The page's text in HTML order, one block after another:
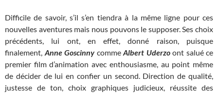
Difficile de savoir, s’il s’en tiendra à la même ligne pour ces
nouvelles aventures mais nous pouvons le supposer. Ses choix
précédents, lui ont, en effet, donné raison, puisque
finalement, Anne Goscinnycomme Albert Uderzoont salué ce
premier film d’animation avec enthousiasme, au point même
de décider de lui en confier un second. Direction de qualité,
justesse de ton, choix graphiques judicieux, réussite des